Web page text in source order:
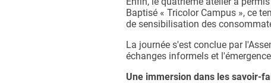
Baptisé « Tricolor Campus », ce
de sensibilisation des
La journée s'est conclue par
échanges informels et
Une immersion dans les savoir-